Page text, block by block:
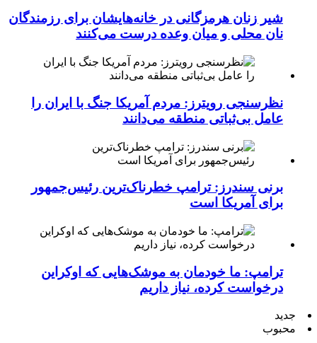
شیر زنان هرمزگانی در خانه‌هایشان برای رزمندگان
نان محلی و میان وعده درست می‌کنند
نظرسنجی رویترز: مردم آمریکا جنگ با ایران را
عامل بی‌ثباتی منطقه می‌دانند
برنی سندرز: ترامپ خطرناک‌ترین رئیس‌جمهور
برای آمریکا است
ترامپ: ما خودمان به موشک‌هایی که اوکراین
درخواست کرده، نیاز داریم
جدید
محبوب